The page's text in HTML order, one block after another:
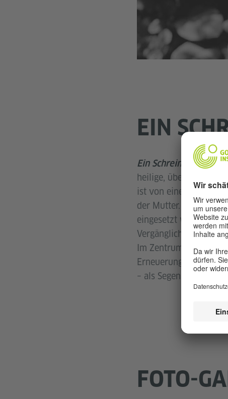
EIN
Ein Schrein für die
heilige,
ist von einem
der Mutter. Inspiriert
eingesetzt wird,
Vergänglichen.
Im Zentrum steht
Erneuerung. Die
– als Segen des
FOTO-